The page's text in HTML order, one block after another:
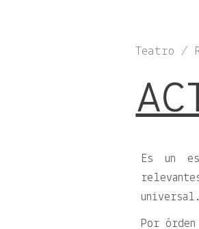
Teatro /
Es un
universal.
Por